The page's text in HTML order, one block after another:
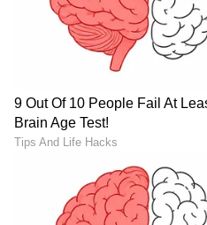
ಕತ್ತರಿಸಿದ ಹಣ್ಣು
ನೀವು ಕತ್ತರಿಸಿದ ಹಣ್ಣನ್ನು
ಸಂಗ್ರಹಿಸಬಾರದು. ನಂತರ
ಆರೋಗ್ಯಕ್ಕೆ ಹಾನಿಯನ್ನುಂಟು
ಹಣ್ಣು ಬೇಗನೆ ಹಾಳಾಗುತ್ತದೆ
ಮೌಲ್ಯವನ್ನು ಕಳೆದುಕೊಳ್ಳುತ್ತದೆ.
ಹಣ್ಣುಗಳನ್ನು ಸೇವಿಸಿ.
ಅವುಗಳಲ್ಲಿ ಬ್ಯಾಕ್ಟೀರಿಯಾ